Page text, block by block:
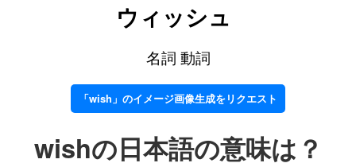
ウィッシュ
名詞 動詞
「wish」のイメージ画像生成をリクエスト
wishの日本語の意味は？